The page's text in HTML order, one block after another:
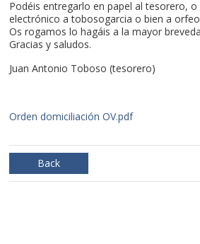
Podéis entregarlo en papel al tesorero,
electrónico a tobosogarcia o bien a
Os rogamos lo hagáis a la mayor
Gracias y saludos.
Juan Antonio Toboso (tesorero)
Orden domiciliación OV.pdf
Back